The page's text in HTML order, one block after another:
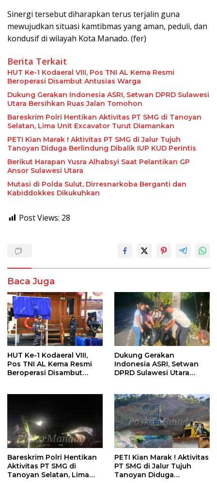
Sinergi tersebut diharapkan terus terjalin guna
mewujudkan situasi kamtibmas yang aman, peduli, dan
kondusif di wilayah Kota Manado. (fer)
Berita Terkait
HUT Ke-1 Kodaeral VIII, Pos TNI AL Kema Resmi
Beroperasi Disambut Antusias Warga
Dukung Gerakan Indonesia ASRI, Setwan DPRD Sulawesi
Utara Bersihkan Ruas Jalan Tomohon
Bareskrim Polri Hentikan Aktivitas PT SMG di Tanoyan
Selatan, Lima Unit Excavator Turut Diamankan
PETI Kian Marak ! Aktivitas PT SMG di Jalur Tujuh
Tanoyan Diduga Berlindung Dibalik IUP KUD Perintis
Berikut Harapan Yusra Alhabsyi Saat Pelantikan GP
Ansor Sulawesi Utara
Mutasi di Polda Sulut, Dirresnarkoba Berganti dan
Kabiddokkes Dikukuhkan
Post Views: 28
Baca Juga
HUT Ke-1 Kodaeral VIII,
Pos TNI AL Kema Resmi
Beroperasi Disambut
Dukung Gerakan
Indonesia ASRI, Setwan
DPRD Sulawesi Utara
Bareskrim Polri Hentikan
Aktivitas PT SMG di
Tanoyan Selatan, Lima
PETI Kian Marak ! Aktivitas
PT SMG di Jalur Tujuh
Tanoyan Diduga